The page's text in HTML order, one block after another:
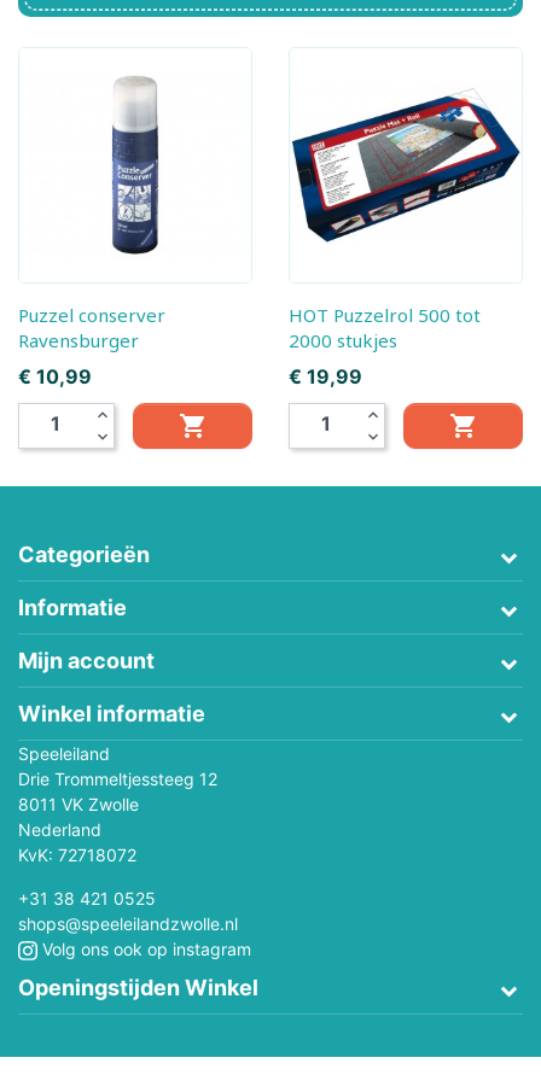
Puzzel conserver
Ravensburger
Prijs
€ 10,99
expand_less
expand_more

HOT Puzzelrol 500 tot
2000 stukjes
Prijs
€ 19,99
expand_less
expand_more

Categorieën
Informatie
Mijn account
Winkel informatie
Speeleiland
Drie Trommeltjessteeg 12
8011 VK Zwolle
Nederland
KvK: 72718072
+31 38 421 0525
shops@speeleilandzwolle.nl
Volg ons ook op instagram
Openingstijden Winkel